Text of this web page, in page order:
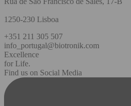
1250-230 Lisboa
+351 211 305 507
info_portugal@biotronik.com
Excellence
for Life.
Find us on Social Media